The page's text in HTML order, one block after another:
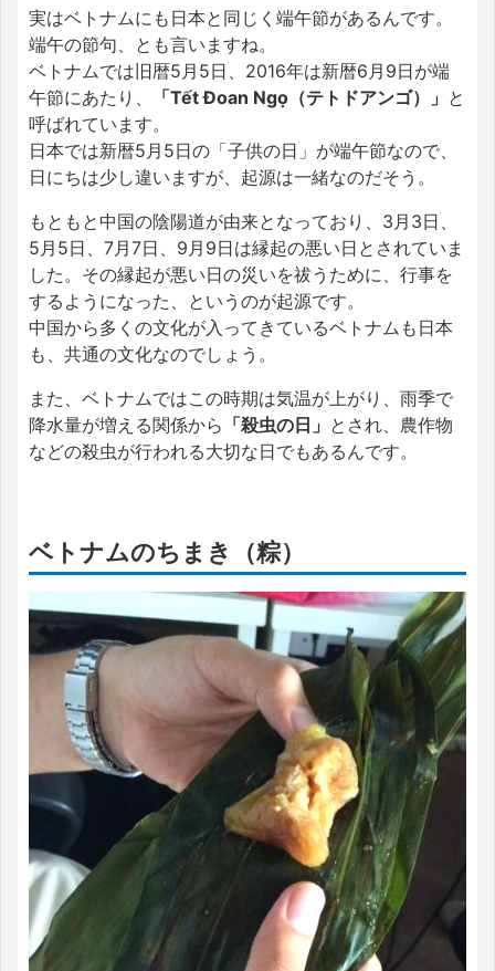
実はベトナムにも日本と同じく端午節があるんです。
端午の節句、とも言いますね。
ベトナムでは旧暦5月5日、2016年は新暦6月9日が端
午節にあたり、
「Tết Đoan Ngọ（テトドアンゴ）」 と
呼ばれています。
日本では新暦5月5日の「子供の日」が端午節なので、
日にちは少し違いますが、起源は一緒なのだそう。
もともと中国の陰陽道が由来となっており、3月3日、
5月5日、7月7日、9月9日は縁起の悪い日とされていま
した。その縁起が悪い日の災いを祓うために、行事を
するようになった、というのが起源です。
中国から多くの文化が入ってきているベトナムも日本
も、共通の文化なのでしょう。
また、ベトナムではこの時期は気温が上がり、雨季で
降水量が増える関係から 「殺虫の日」 とされ、農作物
などの殺虫が行われる大切な日でもあるんです。
ベトナムのちまき（粽）